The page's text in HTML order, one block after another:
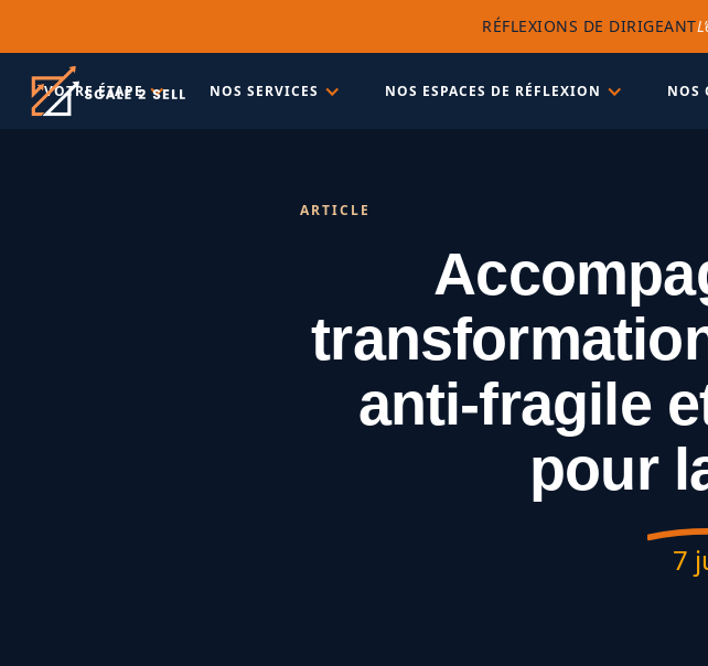
RÉFLEXIONS DE DIRIGEANT
VOTRE ÉTAPE NOS SERVICES NOS ESPACES DE RÉFLEXION NOS
ARTICLE
anti-fragile
pour
7